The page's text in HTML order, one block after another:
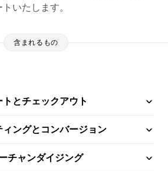
いたします。
含まれるもの
トとチェックアウト
ィングとコンバージョン
チャンダイジング